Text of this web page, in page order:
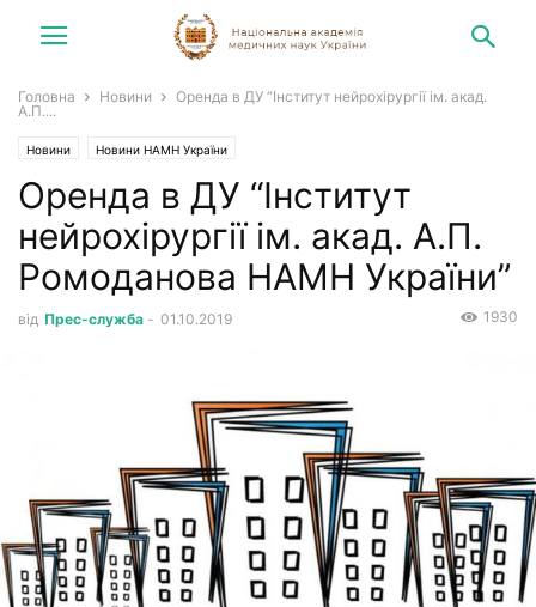
Головна Новини
Оренда в ДУ “Інститут нейрохірургії ім. акад.
А.П....
Новини Новини НАМН України
Оренда в ДУ “Інститут
нейрохірургії ім. акад. А.П.
Ромоданова НАМН України”
від Прес-служба - 01.10.2019 1930